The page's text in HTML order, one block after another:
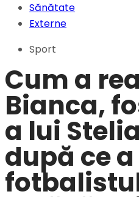
Sănătate
Externe
Sport
Cum a
Bianca,
a lui
după ce